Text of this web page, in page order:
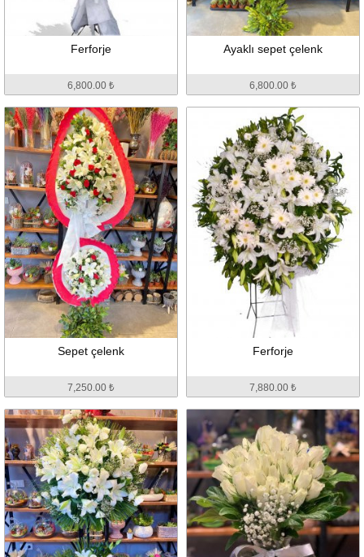
Ferforje
6,800.00 ₺
Ayaklı sepet çelenk
6,800.00 ₺
Sepet çelenk
7,250.00 ₺
Ferforje
7,880.00 ₺